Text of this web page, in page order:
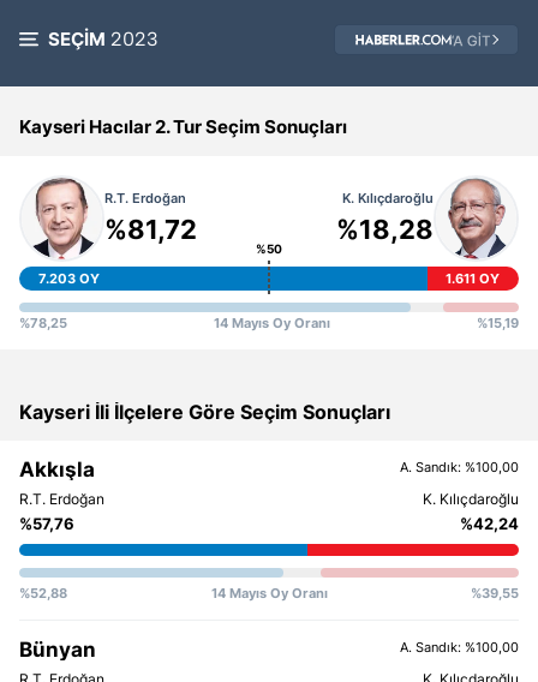
SEÇİM 2023
Kayseri Hacılar 2. Tur Seçim Sonuçları
%81,72 %18,28
%50
7.203 OY 1.611 OY
%78,25 14 Mayıs Oy Oranı %15,19
Kayseri İli İlçelere Göre Seçim Sonuçları
Akkışla
%57,76
%52,88 14 Mayıs Oy Oranı %39,55
%42,24
A. Sandık: %100,00
Bünyan A. Sandık: %100,00